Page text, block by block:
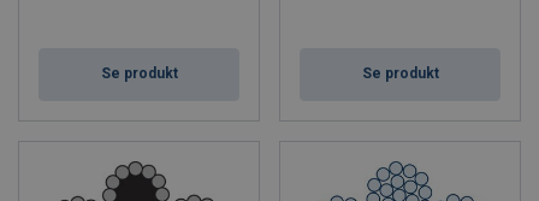
Se produkt Se produkt